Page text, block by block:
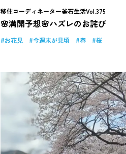
移住コーディネーター釜石生活Vol.375
🌸満開予想🌸ハズレのお詫び
お花見 今週末が見頃 春 桜